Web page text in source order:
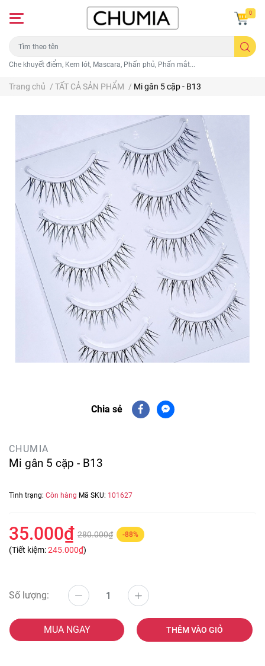
Che khuyết điểm, Kem lót, Mascara, Phấn phủ, Phấn mắt...
0
Trang chủ / TẤT CẢ SẢN PHẨM / Mi gân 5 cặp - B13
Chia sẻ
CHUMIA
Mi gân 5 cặp - B13
Tình trạng: Còn hàng Mã SKU: 101627
35.000₫ 280.000₫ -88%
(Tiết kiệm:245.000₫)
Số lượng:
MUA NGAY THÊM VÀO GIỎ